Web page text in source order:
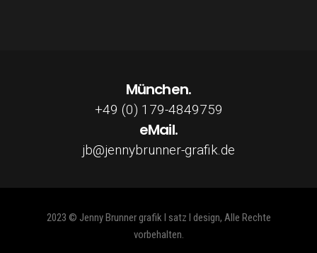
München.
+49 (0) 179-4849759
eMail.
jb@jennybrunner-grafik.de
2023 © Jenny Brunner grafik I satz I design, Alle Rechte
vorbehalten.